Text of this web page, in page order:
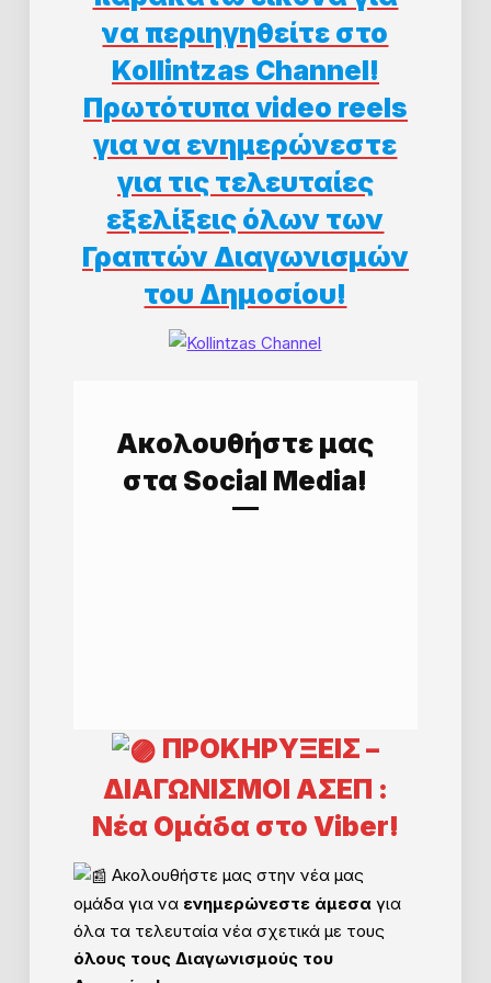
να περιηγηθείτε στο
Kollintzas Channel!
Πρωτότυπα video reels
για να ενημερώνεστε
για τις τελευταίες
εξελίξεις όλων των
Γραπτών Διαγωνισμών
του Δημοσίου!
Aκολουθήστε μας
στα Social Media!
ΠΡΟΚΗΡΥΞΕΙΣ –
ΔΙΑΓΩΝΙΣΜΟΙ ΑΣΕΠ :
Νέα Ομάδα στο Viber!
Ακολουθήστε μας στην νέα μας
ομάδα για να ενημερώνεστε άμεσαγια
όλα τα τελευταία νέα σχετικά με τους
όλους τους Διαγωνισμούς του